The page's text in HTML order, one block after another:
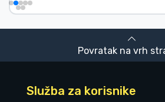
Povratak na vrh
Služba za korisnike